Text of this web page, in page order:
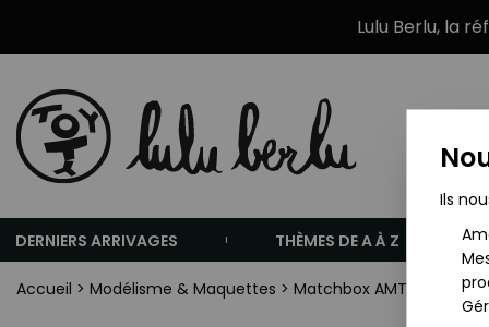
Lulu Berlu, la
DERNIERS ARRIVAGES THÈMES DE A À Z
Accueil > Modélisme & Maquettes > Matchbox AMT
Ils